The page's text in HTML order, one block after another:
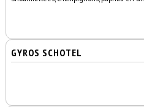
GYROS SCHOTEL